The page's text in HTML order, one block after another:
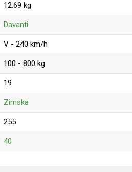
12.69 kg
Davanti
V - 240 km/h
100 - 800 kg
19
Zimska
255
40